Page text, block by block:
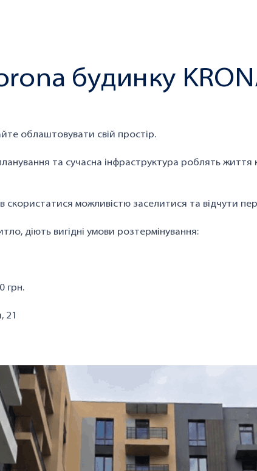
будинку
облаштовувати свій простір.
та сучасна інфраструктура роблять
скористатися можливістю заселитися та відчути
діють вигідні умови розтермінування:
грн.
21